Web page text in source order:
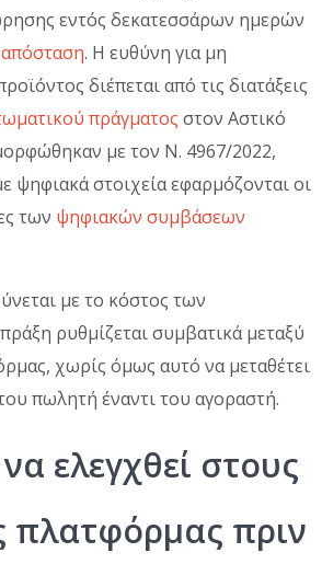
εντός δεκατεσσάρων ημερών
. Η ευθύνη για μη
διέπεται από τις διατάξεις
πράγματος στον Αστικό
με τον Ν. 4967/2022,
ψηφιακά στοιχεία εφαρμόζονται οι
των ψηφιακών συμβάσεων
με το κόστος των
ρυθμίζεται συμβατικά μεταξύ
χωρίς όμως αυτό να μεταθέτει
πωλητή έναντι του αγοραστή.
ελεγχθεί στους
πλατφόρμας πριν